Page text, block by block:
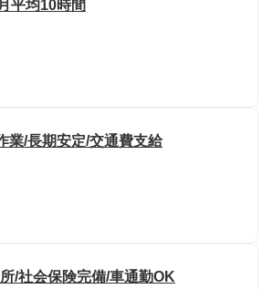
平均10時間
業/長期安定/交通費支給
/社会保険完備/車通勤OK